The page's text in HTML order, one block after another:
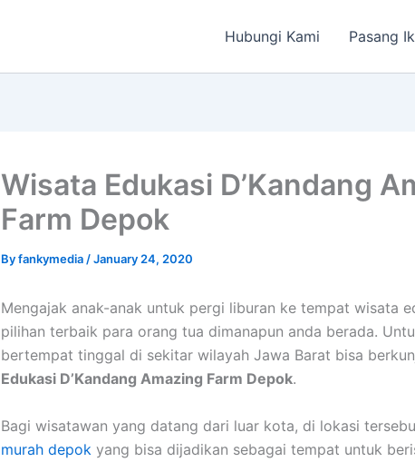
Hubungi Kami Pasang
Wisata Edukasi D’Kandang
Farm Depok
Byfankymedia /January 24, 2020
Mengajak anak-anak untuk pergi liburan ke tempat wisata
pilihan terbaik para orang tua dimanapun anda berada.
bertempat tinggal di sekitar wilayah Jawa Barat bisa
Edukasi D’Kandang Amazing Farm Depok.
Bagi wisatawan yang datang dari luar kota, di lokasi
murah depok yang bisa dijadikan sebagai tempat untuk